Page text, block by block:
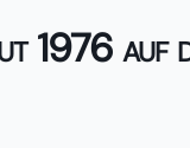
1976 auf